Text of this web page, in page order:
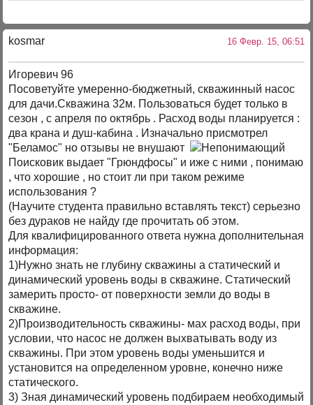
kosmar 16 Февр. 15, 06:51
Игоревич 96
Посоветуйте умеренно-бюджетный, скважинный насос
для дачи.Скважина 32м. Пользоваться будет только в
сезон , с апреля по октябрь . Расход воды планируется :
два крана и душ-кабина . Изначально присмотрел
"Беламос" но отзывы не внушают
Поисковик выдает "Грюндфосы" и иже с ними , понимаю
, что хорошие , но стоит ли при таком режиме
использования ?
(Научите студента правильно вставлять текст) серьезно
без дураков не найду где прочитать об этом.
Для квалифицированного ответа нужна дополнительная
информация:
1)Нужно знать не глубину скважины а статический и
динамический уровень воды в скважине. Статический
замерить просто- от поверхности земли до воды в
скважине.
2)Производительность скважины- мах расход воды, при
условии, что насос не должен выхватывать воду из
скважины. При этом уровень воды уменьшится и
установится на определенном уровне, конечно ниже
статического.
3) Зная динамический уровень подбираем необходимый